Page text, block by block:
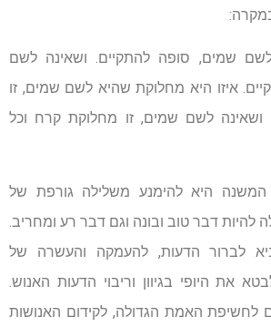
שמים, סופה להתקיים. ושאינה לשם
איזו היא מחלוקת שהיא לשם שמים, זו
ושאינה לשם שמים, זו מחלוקת קרח וכל
היא להימנע משלילה גורפת של
להיות דבר טוב ובונה וגם דבר רע ומחריב.
לברור הדעות, להעמקה והעשרה של
את היופי בגיוון וריבוי הדעות האנוש.
לחשיפת האמת הגדולה, לקידום האנושות